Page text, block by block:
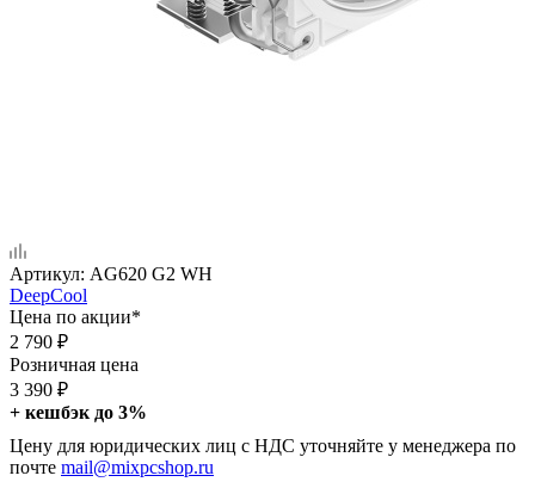
Артикул: AG620 G2 WH
DeepCool
Цена по акции*
2 790 ₽
Розничная цена
3 390 ₽
+ кешбэк до 3%
Цену для юридических лиц с НДС уточняйте у менеджера по
почте mail@mixpcshop.ru